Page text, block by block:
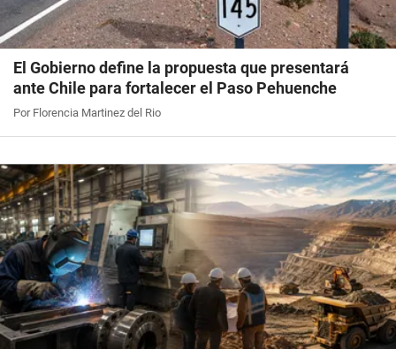
El Gobierno define la propuesta que presentará
ante Chile para fortalecer el Paso Pehuenche
Por Florencia Martinez del Rio